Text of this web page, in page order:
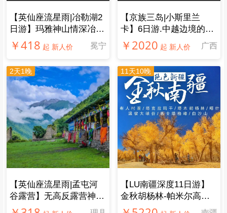
【英仙座流星雨|冶勒湖2
日游】玛雅神山情深冶
勒，传唱千年孟获城
￥418 起 新人价 冕宁
【京族三岛|小斯里兰
卡】6日游.中越边境的斯
里兰卡，不一样的玩法
￥2020 起 新人价 广西
2天1晚
【​英仙座流星雨|孟屯河
谷露营】无高反露营神仙
地！雪山星空森林溪流，
11天10晚
【LU南疆深度11日游】
金秋胡杨林-帕米尔高
原，南疆风光人文一网打